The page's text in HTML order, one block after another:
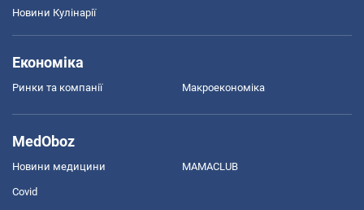
Новини Кулінарії
Економіка
Ринки та компанії Макроекономіка
MedOboz
Новини медицини MAMACLUB
Covid